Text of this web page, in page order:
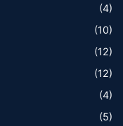
(4)
(10)
(12)
(12)
(4)
(5)